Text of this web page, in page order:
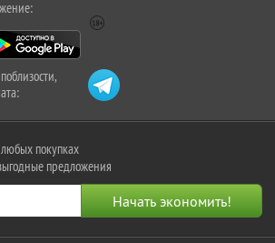
покупках
предложения